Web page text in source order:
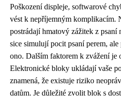
Poškození displeje, softwarové
vést k nepříjemným komplikacím.
postrádají hmatový zážitek z
sice simulují pocit psaní perem,
ono. Dalším faktorem k zvážení je
Elektronické bloky ukládají vaše
znamená, že existuje riziko
datům. Je důležité zvolit blok s